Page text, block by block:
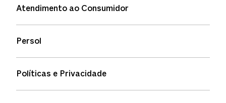
Atendimento ao Consumidor
Status de pedidos
Política de garantia
Persol
Políticas e Privacidade